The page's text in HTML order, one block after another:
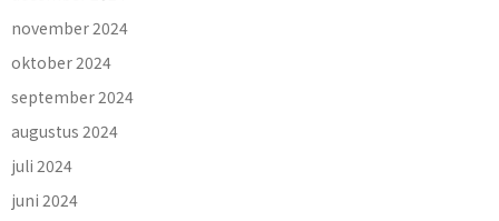
november 2024
oktober 2024
september 2024
augustus 2024
juli 2024
juni 2024